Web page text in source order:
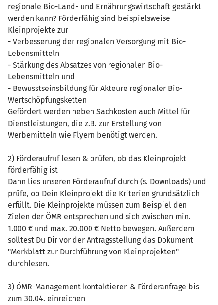
regionale Bio-Land- und Ernährungswirtschaft gestärkt
werden kann? Förderfähig sind beispielsweise
Kleinprojekte zur
- Verbesserung der regionalen Versorgung mit Bio-
Lebensmitteln
- Stärkung des Absatzes von regionalen Bio-
Lebensmitteln und
- Bewusstseinsbildung für Akteure regionaler Bio-
Wertschöpfungsketten
Gefördert werden neben Sachkosten auch Mittel für
Dienstleistungen, die z.B. zur Erstellung von
Werbemitteln wie Flyern benötigt werden.
2) Förderaufruf lesen & prüfen, ob das Kleinprojekt
förderfähig ist
Dann lies unseren Förderaufruf durch (s. Downloads) und
prüfe, ob Dein Kleinprojekt die Kriterien grundsätzlich
erfüllt. Die Kleinprojekte müssen zum Beispiel den
Zielen der ÖMR entsprechen und sich zwischen min.
1.000 € und max. 20.000 € Netto bewegen. Außerdem
solltest Du Dir vor der Antragsstellung das Dokument
"Merkblatt zur Durchführung von Kleinprojekten"
durchlesen.
3) ÖMR-Management kontaktieren & Förderanfrage bis
zum 30.04. einreichen